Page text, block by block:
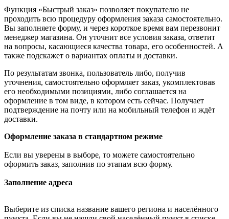
Функция «Быстрый заказ» позволяет покупателю не
проходить всю процедуру оформления заказа самостоятельно.
Вы заполняете форму, и через короткое время вам перезвонит
менеджер магазина. Он уточнит все условия заказа, ответит
на вопросы, касающиеся качества товара, его особенностей. А
также подскажет о вариантах оплаты и доставки.
По результатам звонка, пользователь либо, получив
уточнения, самостоятельно оформляет заказ, укомплектовав
его необходимыми позициями, либо соглашается на
оформление в том виде, в котором есть сейчас. Получает
подтверждение на почту или на мобильный телефон и ждёт
доставки.
Оформление заказа в стандартном режиме
Если вы уверены в выборе, то можете самостоятельно
оформить заказ, заполнив по этапам всю форму.
Заполнение адреса
Выберите из списка название вашего региона и населённого